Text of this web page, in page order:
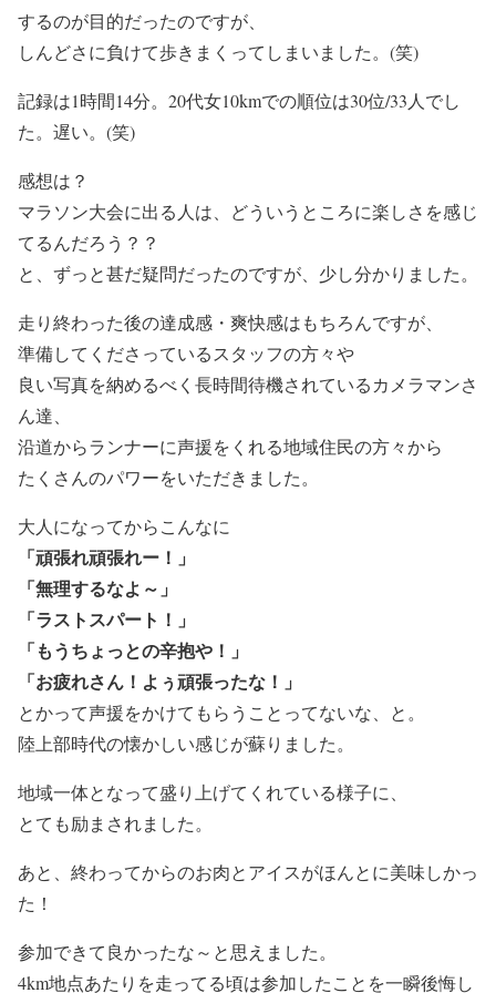
するのが目的だったのですが、
しんどさに負けて歩きまくってしまいました。(笑)
記録は1時間14分。20代女10kmでの順位は30位/33人でし
た。遅い。(笑)
感想は？
マラソン大会に出る人は、どういうところに楽しさを感じ
てるんだろう？？
と、ずっと甚だ疑問だったのですが、少し分かりました。
走り終わった後の達成感・爽快感はもちろんですが、
準備してくださっているスタッフの方々や
良い写真を納めるべく長時間待機されているカメラマンさ
ん達、
沿道からランナーに声援をくれる地域住民の方々から
たくさんのパワーをいただきました。
大人になってからこんなに
「頑張れ頑張れー！」
「無理するなよ～」
「ラストスパート！」
「もうちょっとの辛抱や！」
「お疲れさん！よぅ頑張ったな！」
とかって声援をかけてもらうことってないな、と。
陸上部時代の懐かしい感じが蘇りました。
地域一体となって盛り上げてくれている様子に、
とても励まされました。
あと、終わってからのお肉とアイスがほんとに美味しかっ
た！
参加できて良かったな～と思えました。
4km地点あたりを走ってる頃は参加したことを一瞬後悔し